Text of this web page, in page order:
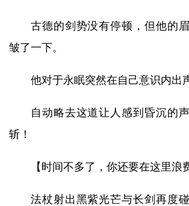
古德的剑势没有停顿，但他的
皱了一下。
他对于永眠突然在自己意识内出
自动略去这道让人感到昏沉的
斩！
【时间不多了，你还要在这里浪
法杖射出黑紫光芒与长剑再度